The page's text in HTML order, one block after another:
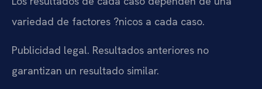
variedad de factores ?nicos a cada caso.
Publicidad legal. Resultados anteriores no
garantizan un resultado similar.